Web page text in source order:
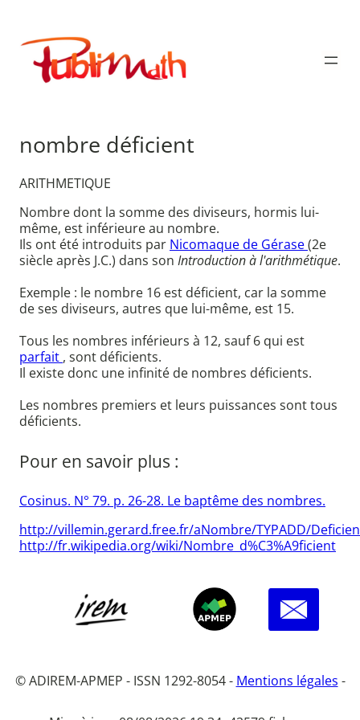
contenu
Publimath
nombre déficient
ARITHMETIQUE
Nombre dont la somme des diviseurs, hormis lui-
même, est inférieure au nombre.
Ils ont été introduits par Nicomaque de Gérase(2e
siècle après J.C.) dans son Introduction à l'arithmétique.
Exemple : le nombre 16 est déficient, car la somme
de ses diviseurs, autres que lui-même, est 15.
Tous les nombres inférieurs à 12, sauf 6 qui est
parfait , sont déficients.
Il existe donc une infinité de nombres déficients.
Les nombres premiers et leurs puissances sont tous
déficients.
Pour en savoir plus :
Cosinus. N° 79. p. 26-28. Le baptême des nombres.
http://villemin.gerard.free.fr/aNombre/TYPADD/
http://fr.wikipedia.org/wiki/Nombre_d%C3%A9ficient
© ADIREM-APMEP - ISSN 1292-8054 - Mentions légales -